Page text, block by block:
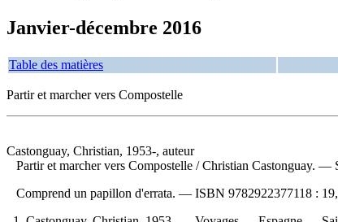
Janvier-décembre 2016
Table des matières
Partir et marcher vers Compostelle
Castonguay, Christian, 1953-, auteur
Partir et marcher vers Compostelle / Christian Castonguay. —
Comprend un papillon d'errata. — ISBN 9782922377118 :